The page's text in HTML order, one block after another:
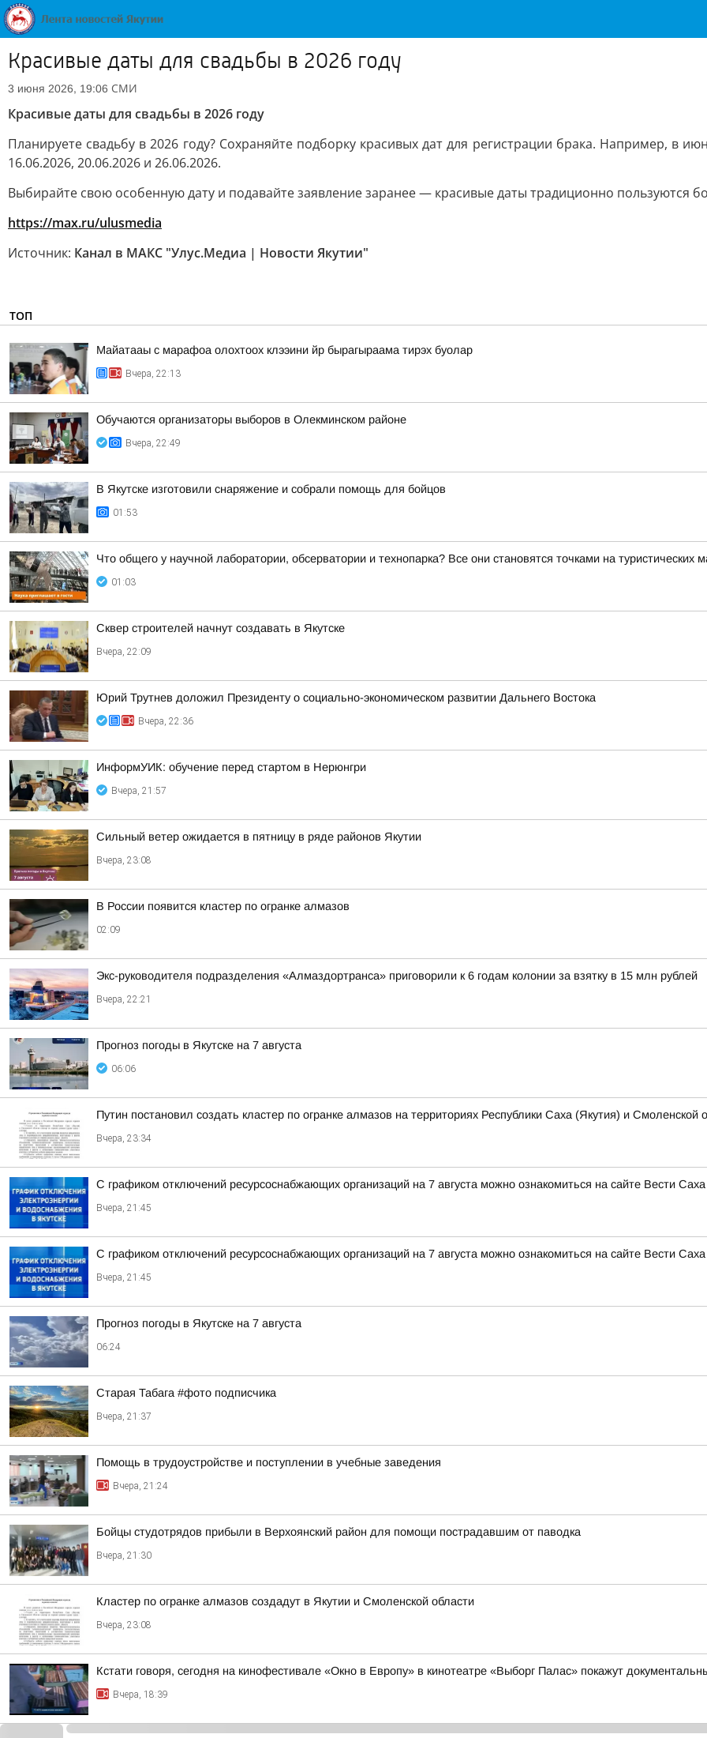
Красивые даты для свадьбы в 2026 году
3 июня 2026, 19:06 СМИ
Красивые даты для свадьбы в 2026 году
Планируете свадьбу в 2026 году? Сохраняйте подборку красивых дат для регистрации брака. Например, в
16.06.2026, 20.06.2026 и 26.06.2026.
Выбирайте свою особенную дату и подавайте заявление заранее — красивые даты традиционно пользуются
https://max.ru/ulusmedia
Источник: Канал в МАКС "Улус.Медиа | Новости Якутии"
ТОП
Майатааы с марафоа олохтоох клээини йр бырагыраама тирэх буолар
Вчера, 22:13
Обучаются организаторы выборов в Олекминском районе
Вчера, 22:49
В Якутске изготовили снаряжение и собрали помощь для бойцов
01:53
Что общего у научной лаборатории, обсерватории и технопарка? Все они становятся точками на туристических
01:03
Сквер строителей начнут создавать в Якутске
Вчера, 22:09
Юрий Трутнев доложил Президенту о социально-экономическом развитии Дальнего Востока
Вчера, 22:36
ИнформУИК: обучение перед стартом в Нерюнгри
Вчера, 21:57
Сильный ветер ожидается в пятницу в ряде районов Якутии
Вчера, 23:08
В России появится кластер по огранке алмазов
02:09
Экс-руководителя подразделения «Алмаздортранса» приговорили к 6 годам колонии за взятку в 15 млн рублей
Вчера, 22:21
Прогноз погоды в Якутске на 7 августа
06:06
Путин постановил создать кластер по огранке алмазов на территориях Республики Саха (Якутия) и Смоленской
Вчера, 23:34
С графиком отключений ресурсоснабжающих организаций на 7 августа можно ознакомиться на сайте Вести Саха
Вчера, 21:45
С графиком отключений ресурсоснабжающих организаций на 7 августа можно ознакомиться на сайте Вести Саха
Вчера, 21:45
Прогноз погоды в Якутске на 7 августа
06:24
Старая Табага #фото подписчика
Вчера, 21:37
Помощь в трудоустройстве и поступлении в учебные заведения
Вчера, 21:24
Бойцы студотрядов прибыли в Верхоянский район для помощи пострадавшим от паводка
Вчера, 21:30
Кластер по огранке алмазов создадут в Якутии и Смоленской области
Вчера, 23:08
Кстати говоря, сегодня на кинофестивале «Окно в Европу» в кинотеатре «Выборг Палас» покажут
Вчера, 18:39